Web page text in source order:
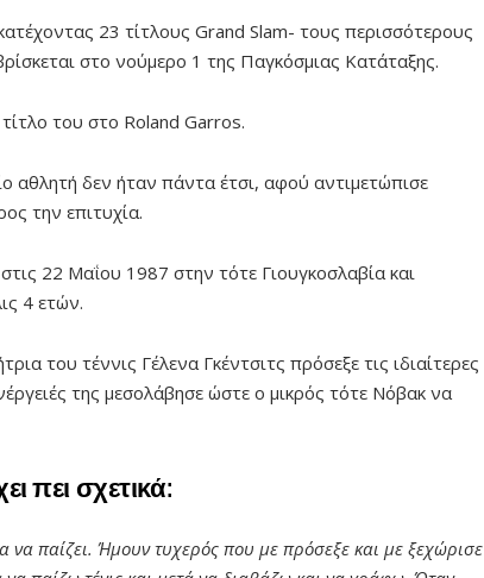
23 τίτλους Grand Slam- τους περισσότερους
στο νούμερο 1 της Παγκόσμιας Κατάταξης.
του στο Roland Garros.
αθλητή δεν ήταν πάντα έτσι, αφού αντιμετώπισε
την επιτυχία.
22 Μαΐου 1987 στην τότε Γιουγκοσλαβία και
4 ετών.
του τέννις Γέλενα Γκέντσιτς πρόσεξε τις ιδιαίτερες
της μεσολάβησε ώστε ο μικρός τότε Νόβακ να
πει σχετικά:
παίζει. Ήμουν τυχερός που με πρόσεξε και με ξεχώρισε